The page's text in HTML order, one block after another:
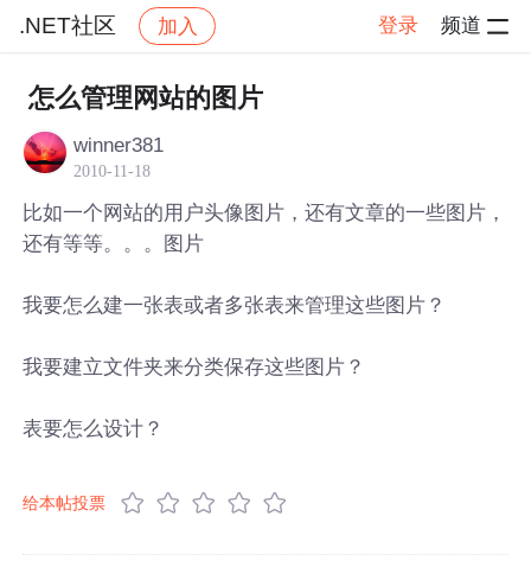
.NET社区 加入 登录 频道
社区 .NET社区 帖子详情
怎么管理网站的图片
winner381
2010-11-18
比如一个网站的用户头像图片，还有文章的一些图片，
还有等等。。。图片
我要怎么建一张表或者多张表来管理这些图片？
我要建立文件夹来分类保存这些图片？
表要怎么设计？
给本帖投票